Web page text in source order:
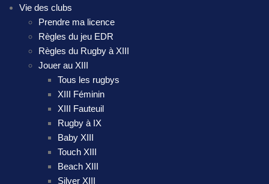
Vie des clubs
Prendre ma licence
Règles du jeu EDR
Règles du Rugby à XIII
Jouer au XIII
Tous les rugbys
XIII Féminin
XIII Fauteuil
Rugby à IX
Baby XIII
Touch XIII
Beach XIII
Silver XIII